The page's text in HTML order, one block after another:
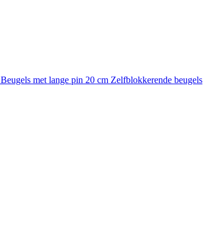
Beugels met lange pin 20 cm Zelfblokkerende beugels